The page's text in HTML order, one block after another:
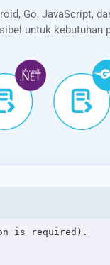
Go, JavaScript,
untuk kebutuhan
is required).